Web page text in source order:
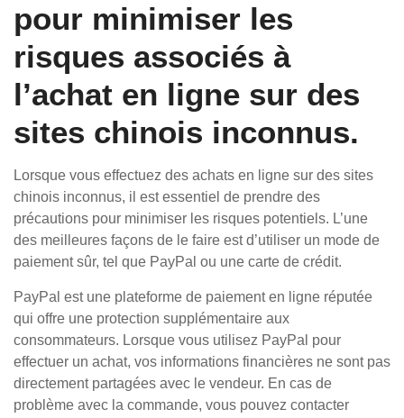
pour minimiser les
risques associés à
l’achat en ligne sur des
sites chinois inconnus.
Lorsque vous effectuez des achats en ligne sur des sites
chinois inconnus, il est essentiel de prendre des
précautions pour minimiser les risques potentiels. L’une
des meilleures façons de le faire est d’utiliser un mode de
paiement sûr, tel que PayPal ou une carte de crédit.
PayPal est une plateforme de paiement en ligne réputée
qui offre une protection supplémentaire aux
consommateurs. Lorsque vous utilisez PayPal pour
effectuer un achat, vos informations financières ne sont pas
directement partagées avec le vendeur. En cas de
problème avec la commande, vous pouvez contacter